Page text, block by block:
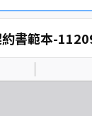
書範本-